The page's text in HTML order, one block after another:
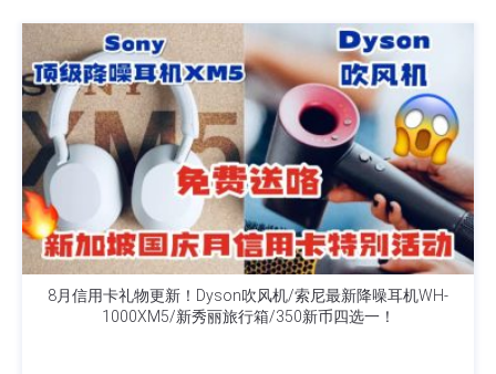
8月信用卡礼物更新！Dyson吹风机/索尼最新降噪耳机WH-
1000XM5/新秀丽旅行箱/350新币四选一！